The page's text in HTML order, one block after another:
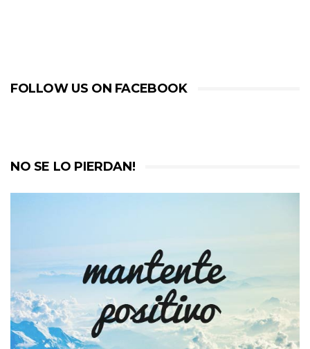
FOLLOW US ON FACEBOOK
NO SE LO PIERDAN!